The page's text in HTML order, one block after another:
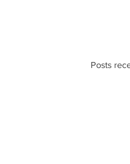
Posts